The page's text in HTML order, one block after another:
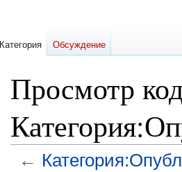
Просмотр
←
Категория Обсуждение